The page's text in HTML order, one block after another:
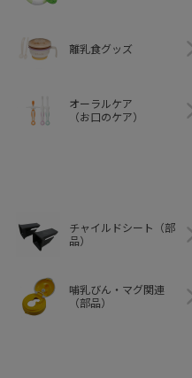
離乳食グッズ
オーラルケア
（お口のケア）
チャイルドシート（部
品）
哺乳びん・マグ関連
（部品）